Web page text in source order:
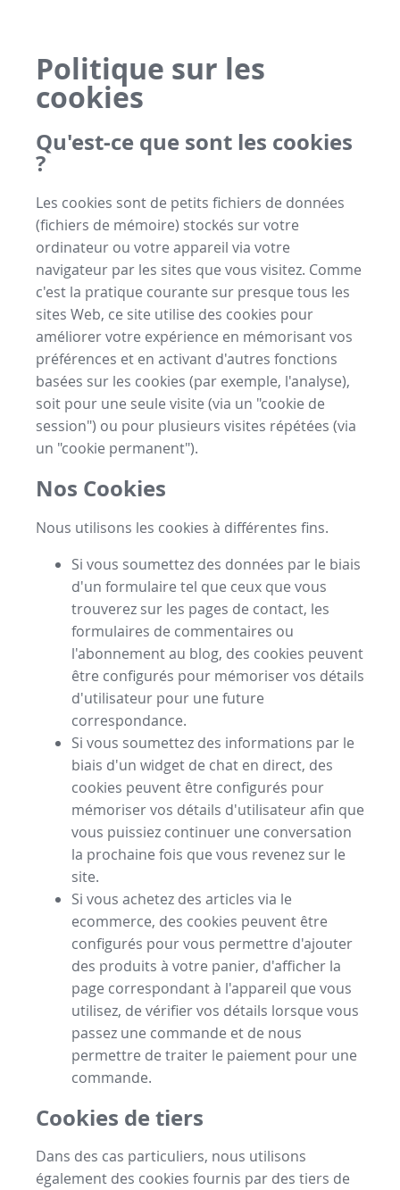
Politique sur les
cookies
Qu'est-ce que sont les cookies
?
Les cookies sont de petits fichiers de données
(fichiers de mémoire) stockés sur votre
ordinateur ou votre appareil via votre
navigateur par les sites que vous visitez. Comme
c'est la pratique courante sur presque tous les
sites Web, ce site utilise des cookies pour
améliorer votre expérience en mémorisant vos
préférences et en activant d'autres fonctions
basées sur les cookies (par exemple, l'analyse),
soit pour une seule visite (via un "cookie de
session") ou pour plusieurs visites répétées (via
un "cookie permanent").
Nos Cookies
Nous utilisons les cookies à différentes fins.
Si vous soumettez des données par le biais
d'un formulaire tel que ceux que vous
trouverez sur les pages de contact, les
formulaires de commentaires ou
l'abonnement au blog, des cookies peuvent
être configurés pour mémoriser vos détails
d'utilisateur pour une future
correspondance.
Si vous soumettez des informations par le
biais d'un widget de chat en direct, des
cookies peuvent être configurés pour
mémoriser vos détails d'utilisateur afin que
vous puissiez continuer une conversation
la prochaine fois que vous revenez sur le
site.
Si vous achetez des articles via le
ecommerce, des cookies peuvent être
configurés pour vous permettre d'ajouter
des produits à votre panier, d'afficher la
page correspondant à l'appareil que vous
utilisez, de vérifier vos détails lorsque vous
passez une commande et de nous
permettre de traiter le paiement pour une
commande.
Cookies de tiers
Dans des cas particuliers, nous utilisons
également des cookies fournis par des tiers de